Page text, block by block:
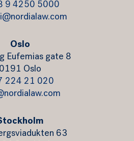
9 4250 5000
Oslo
Eufemias gate 8
0191 Oslo
224 21 020
63